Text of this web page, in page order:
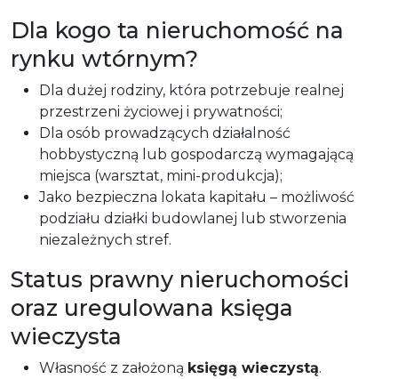
Dla kogo ta nieruchomość na
rynku wtórnym?
Dla dużej rodziny, która potrzebuje realnej
przestrzeni życiowej i prywatności;
Dla osób prowadzących działalność
hobbystyczną lub gospodarczą wymagającą
miejsca (warsztat, mini-produkcja);
Jako bezpieczna lokata kapitału – możliwość
podziału działki budowlanej lub stworzenia
niezależnych stref.
Status prawny nieruchomości
oraz uregulowana księga
wieczysta
Własność z założoną księgą wieczystą.